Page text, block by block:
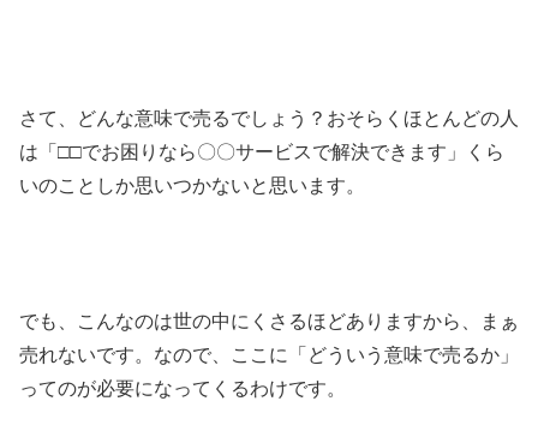
さて、どんな意味で売るでしょう？おそらくほとんどの人
は「□□でお困りなら〇〇サービスで解決できます」くら
いのことしか思いつかないと思います。
でも、こんなのは世の中にくさるほどありますから、まぁ
売れないです。なので、ここに「どういう意味で売るか」
ってのが必要になってくるわけです。